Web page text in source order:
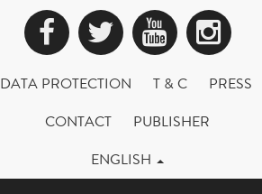
Facebook
Twitter
DATA PROTECTION T & C
PRESS
CONTACT
PUBLISHER
ENGLISH